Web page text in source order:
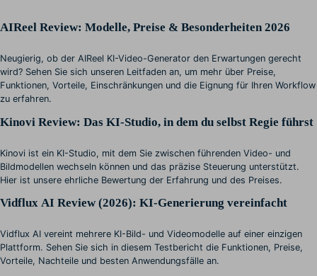
AIReel Review: Modelle, Preise & Besonderheiten 2026
Neugierig, ob der AIReel KI-Video-Generator den Erwartungen gerecht
wird? Sehen Sie sich unseren Leitfaden an, um mehr über Preise,
Funktionen, Vorteile, Einschränkungen und die Eignung für Ihren Workflow
zu erfahren.
Kinovi Review: Das KI-Studio, in dem du selbst Regie führst
Kinovi ist ein KI-Studio, mit dem Sie zwischen führenden Video- und
Bildmodellen wechseln können und das präzise Steuerung unterstützt.
Hier ist unsere ehrliche Bewertung der Erfahrung und des Preises.
Vidflux AI Review (2026): KI-Generierung vereinfacht
Vidflux AI vereint mehrere KI-Bild- und Videomodelle auf einer einzigen
Plattform. Sehen Sie sich in diesem Testbericht die Funktionen, Preise,
Vorteile, Nachteile und besten Anwendungsfälle an.